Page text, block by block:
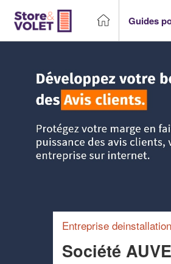
Guides
Entreprise
Société